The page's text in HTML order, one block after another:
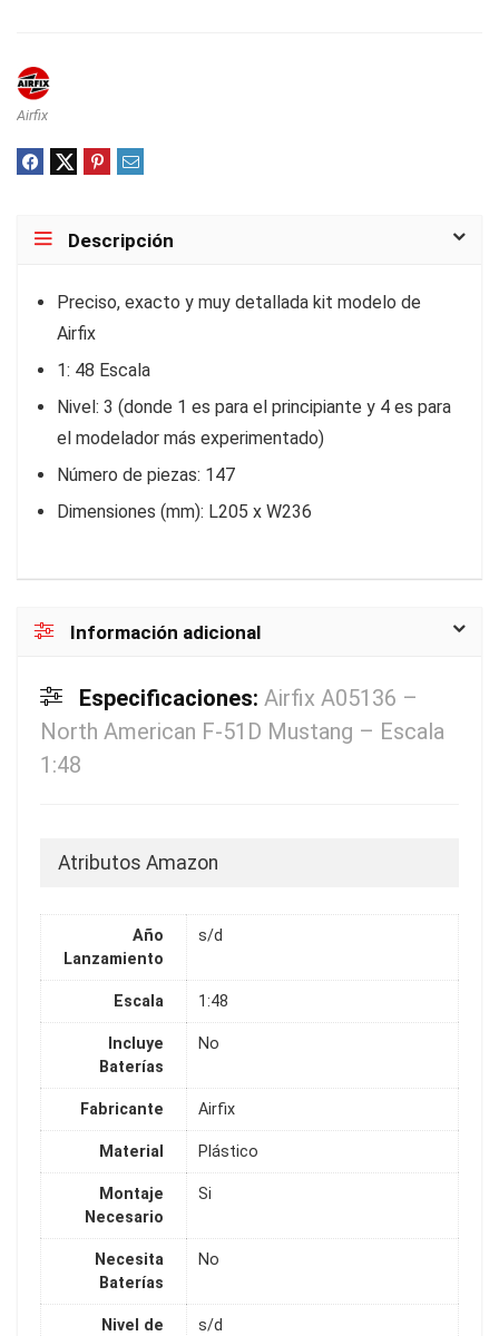
Airfix
Descripción
Preciso, exacto y muy detallada kit modelo de
Airfix
1: 48 Escala
Nivel: 3 (donde 1 es para el principiante y 4 es para
el modelador más experimentado)
Número de piezas: 147
Dimensiones (mm): L205 x W236
Información adicional
Especificaciones: Airfix A05136 –
North American F-51D Mustang – Escala
1:48
Atributos Amazon
Año
Lanzamiento
s/d
Escala 1:48
Incluye
Baterías
No
Fabricante Airfix
Material Plástico
Montaje
Necesario
Si
Necesita
Baterías
No
Nivel de
s/d